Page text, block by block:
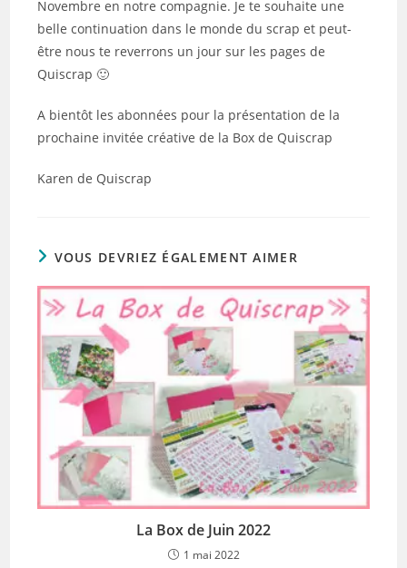
Novembre en notre compagnie. Je te souhaite une
belle continuation dans le monde du scrap et peut-
être nous te reverrons un jour sur les pages de
Quiscrap 🙂
A bientôt les abonnées pour la présentation de la
prochaine invitée créative de la Box de Quiscrap
Karen de Quiscrap
VOUS DEVRIEZ ÉGALEMENT AIMER
La Box de Juin 2022
1 mai 2022